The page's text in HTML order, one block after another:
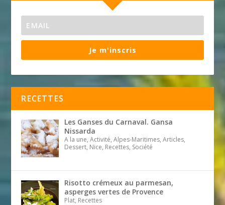
Je m'inscris
RECETTES
Les Ganses du Carnaval. Gansa
Nissarda
A la une, Activité, Alpes-Maritimes, Articles,
Dessert, Nice, Recettes, Société
Risotto crémeux au parmesan,
asperges vertes de Provence
Plat, Recettes